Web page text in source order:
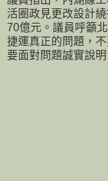
活圈政見更改設計
70億元。議員呼籲
捷運真正的問題，
要面對問題誠實說